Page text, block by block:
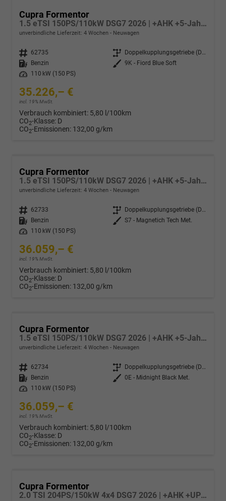
Cupra Formentor
1.5 eTSI 150PS/110kW DSG7 2026 | +AHK +5-Jahre Erw. Garantie +NAVI +UPGRADE-Paket
unverbindliche Lieferzeit: 4 Wochen Neuwagen
Fahrzeugnr. 62735 Getriebe
Doppelkupplungsgetriebe (DSG)
Kraftstoff
Benzin Außenfarbe 9K - Fiord Blue Soft
Leistung
110 kW (150 PS)
35.226,– €
incl. 19% MwSt.
Verbrauch kombiniert: 5,80 l/100km
CO2-Klasse: D
CO2-Emissionen: 132,00 g/km
Cupra Formentor
1.5 eTSI 150PS/110kW DSG7 2026 | +AHK +5-Jahre Erw. Garantie +NAVI +UPGRADE-Paket
unverbindliche Lieferzeit: 4 Wochen Neuwagen
Fahrzeugnr. 62733 Getriebe
Doppelkupplungsgetriebe (DSG)
Kraftstoff
Benzin Außenfarbe S7 - Magnetich Tech Met.
Leistung
110 kW (150 PS)
36.059,– €
incl. 19% MwSt.
Verbrauch kombiniert: 5,80 l/100km
CO2-Klasse: D
CO2-Emissionen: 132,00 g/km
Cupra Formentor
1.5 eTSI 150PS/110kW DSG7 2026 | +AHK +5-Jahre Erw. Garantie +NAVI +UPGRADE-Paket
unverbindliche Lieferzeit: 4 Wochen Neuwagen
Fahrzeugnr. 62734 Getriebe
Doppelkupplungsgetriebe (DSG)
Kraftstoff
Benzin Außenfarbe 0E - Midnight Black Met.
Leistung
110 kW (150 PS)
36.059,– €
incl. 19% MwSt.
Verbrauch kombiniert: 5,80 l/100km
CO2-Klasse: D
CO2-Emissionen: 132,00 g/km
Cupra Formentor
2.0 TSI 204PS/150kW 4x4 DSG7 2026 | +AHK +UPGRADE-Paket +Immersive +5-Jahre Erw. Garantie